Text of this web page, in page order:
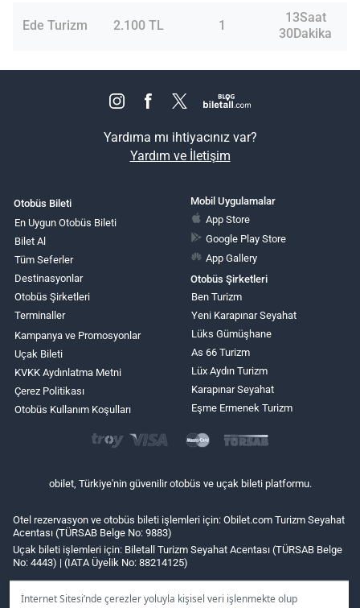
İnternet Sitesi’nde çerezler yoluyla kişisel veri işlenmekte olup
Ede Turizm 2.100 TL 1
13Saat
30Dakika
Yardıma mı ihtiyacınız var?
Yardım ve İletişim
Otobüs Bileti
En Uygun Otobüs Bileti
Bilet Al
Tüm Seferler
Destinasyonlar
Otobüs Şirketleri
Terminaller
Kampanya ve Promosyonlar
Uçak Bileti
KVKK Aydınlatma Metni
Çerez Politikası
Otobüs Kullanım Koşulları
Mobil Uygulamalar
App Store
Google Play Store
App Gallery
Otobüs Şirketleri
Ben Turizm
Yeni Karapınar Seyahat
Lüks Gümüşhane
As 66 Turizm
Lüx Aydın Turizm
Karapınar Seyahat
Eşme Ermenek Turizm
obilet, Türkiye'nin güvenilir otobüs ve uçak bileti platformu.
Otel rezervasyon ve otobüs bileti işlemleri için: Obilet.com Turizm Seyahat
Acentası (TÜRSAB Belge No: 9883)
Uçak bileti işlemleri için: Biletall Turizm Seyahat Acentası (TÜRSAB Belge
No: 4443) | (IATA Üyelik No: 88214125)